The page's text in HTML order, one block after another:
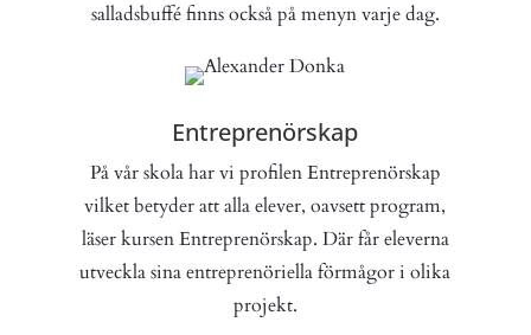
salladsbuffé finns också på menyn varje dag.
Entreprenörskap
På vår skola har vi profilen Entreprenörskap
vilket betyder att alla elever, oavsett program,
läser kursen Entreprenörskap. Där får eleverna
utveckla sina entreprenöriella förmågor i olika
projekt.